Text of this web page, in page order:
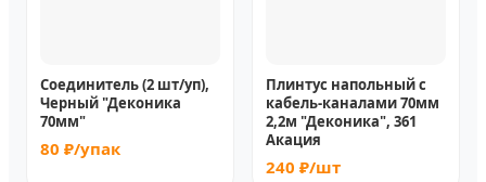
Соединитель (2 шт/уп),
Черный "Деконика
70мм"
80 ₽/упак
Плинтус напольный с
кабель-каналами 70мм
2,2м "Деконика", 361
Акация
240 ₽/шт